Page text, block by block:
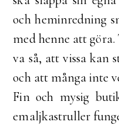
och heminredning
med henne att
va så, att vissa kan
och att många inte
Fin och mysig
emaljkastruller